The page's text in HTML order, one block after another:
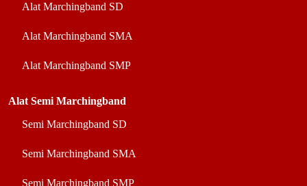
Alat Marchingband SD
Alat Marchingband SMA
Alat Marchingband SMP
Alat Semi Marchingband
Semi Marchingband SD
Semi Marchingband SMA
Semi Marchingband SMP